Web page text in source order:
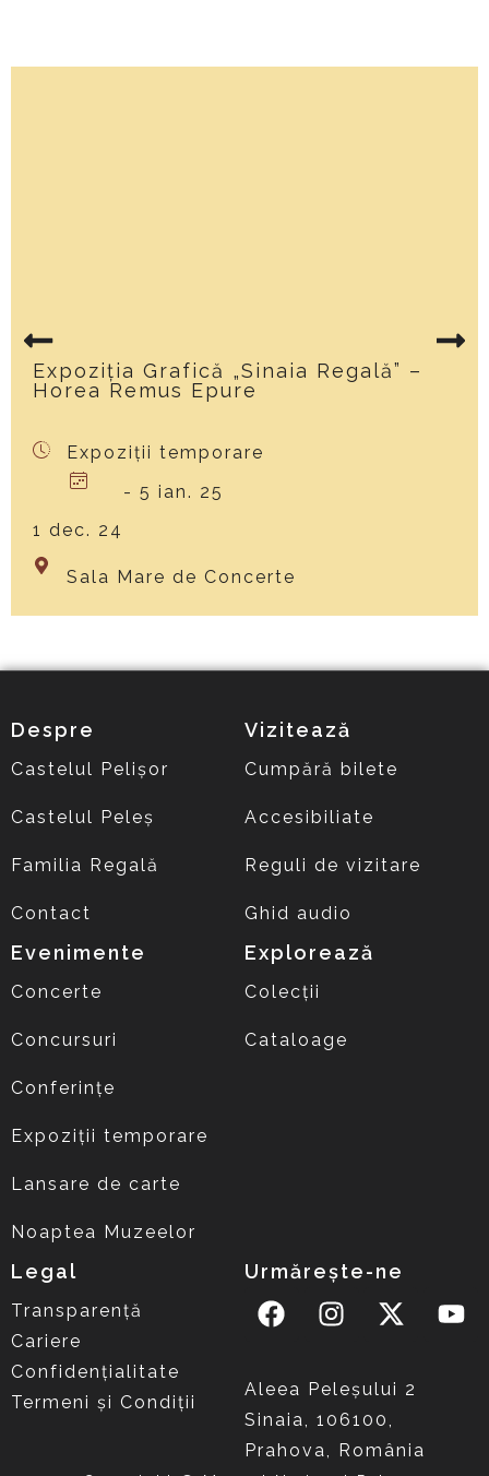
Expoziția Grafică „Sinaia Regală” –
Horea Remus Epure
Expoziții temporare
1 dec. 24
- 5 ian. 25
Sala Mare de Concerte
Despre
Castelul Pelișor
Castelul Peleș
Familia Regală
Contact
Vizitează
Cumpără bilete
Accesibiliate
Reguli de vizitare
Ghid audio
Evenimente
Concerte
Concursuri
Conferințe
Expoziții temporare
Lansare de carte
Noaptea Muzeelor
Explorează
Colecții
Cataloage
Legal
Transparență
Cariere
Confidențialitate
Termeni și Condiții
Urmărește-ne
Aleea Peleşului 2
Sinaia, 106100,
Prahova, România